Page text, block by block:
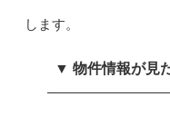
します。
▼ 物件情報が見